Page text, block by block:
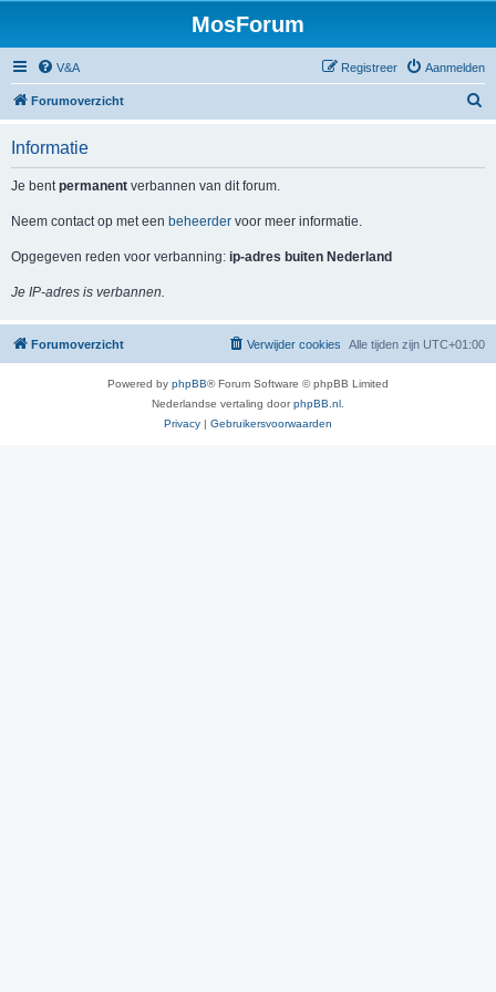
MosForum
V&A Aanmelden
Registreer
Forumoverzicht
Informatie
Je bentpermanent verbannen van dit forum.
Neem contact op met een beheerder voor meer informatie.
Opgegeven reden voor verbanning: ip-adres buiten Nederland
Je IP-adres is verbannen.
Forumoverzicht Alle tijden zijn UTC+01:00
Verwijder cookies
Powered by phpBB® Forum Software © phpBB Limited
Nederlandse vertaling doorphpBB.nl
Privacy | Gebruikersvoorwaarden